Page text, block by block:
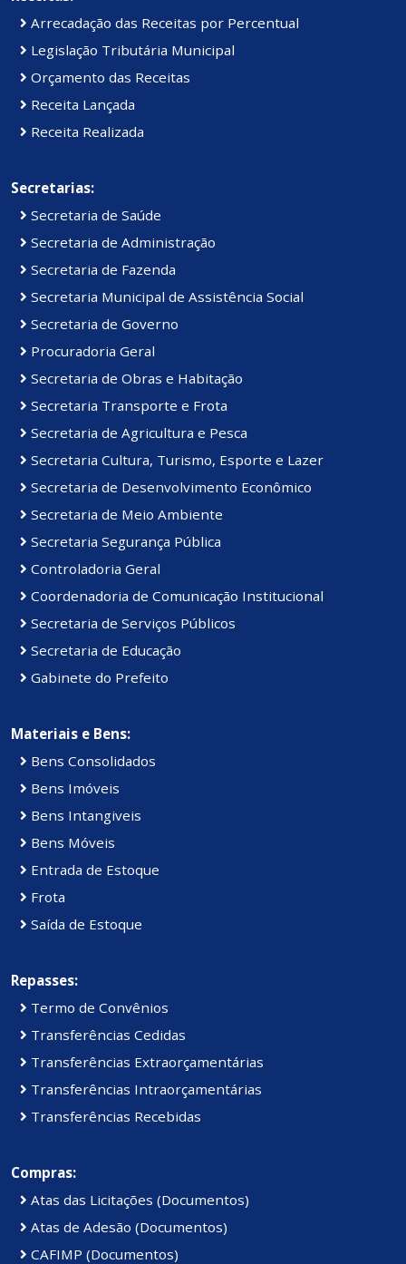
Arrecadação das Receitas por Percentual
Legislação Tributária Municipal
Orçamento das Receitas
Receita Lançada
Receita Realizada
Secretarias:
Secretaria de Saúde
Secretaria de Administração
Secretaria de Fazenda
Secretaria Municipal de Assistência Social
Secretaria de Governo
Procuradoria Geral
Secretaria de Obras e Habitação
Secretaria Transporte e Frota
Secretaria de Agricultura e Pesca
Secretaria Cultura, Turismo, Esporte e Lazer
Secretaria de Desenvolvimento Econômico
Secretaria de Meio Ambiente
Secretaria Segurança Pública
Controladoria Geral
Coordenadoria de Comunicação Institucional
Secretaria de Serviços Públicos
Secretaria de Educação
Gabinete do Prefeito
Materiais e Bens:
Bens Consolidados
Bens Imóveis
Bens Intangiveis
Bens Móveis
Entrada de Estoque
Frota
Saída de Estoque
Repasses:
Termo de Convênios
Transferências Cedidas
Transferências Extraorçamentárias
Transferências Intraorçamentárias
Transferências Recebidas
Compras:
Atas das Licitações (Documentos)
Atas de Adesão (Documentos)
CAFIMP (Documentos)